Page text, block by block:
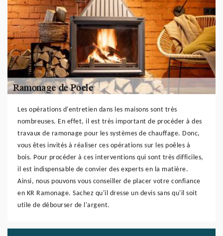
Les opérations d'entretien dans les maisons sont très
nombreuses. En effet, il est très important de procéder à des
travaux de ramonage pour les systèmes de chauffage. Donc,
vous êtes invités à réaliser ces opérations sur les poêles à
bois. Pour procéder à ces interventions qui sont très difficiles,
il est indispensable de convier des experts en la matière.
Ainsi, nous pouvons vous conseiller de placer votre confiance
en KR Ramonage. Sachez qu'il dresse un devis sans qu'il soit
utile de débourser de l'argent.